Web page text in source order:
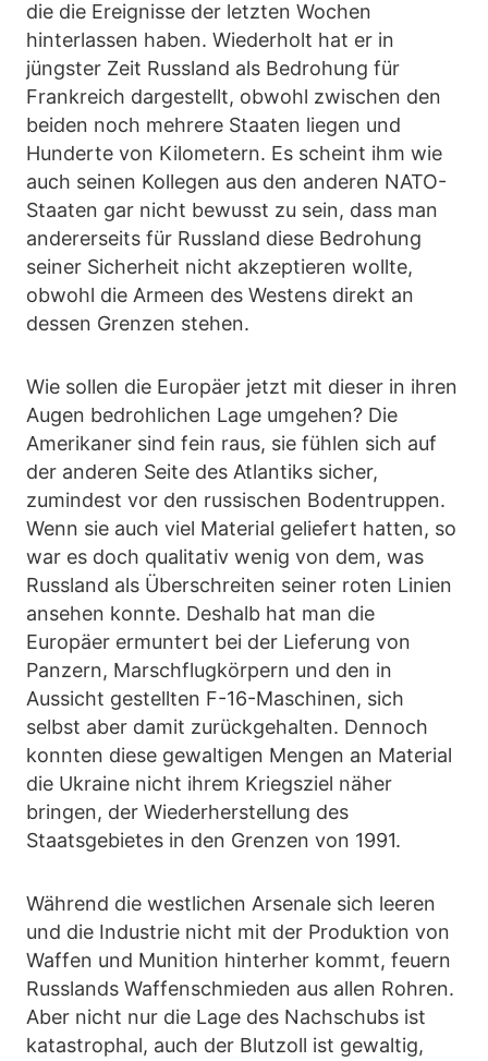
die die Ereignisse der letzten Wochen
hinterlassen haben. Wiederholt hat er in
jüngster Zeit Russland als Bedrohung für
Frankreich dargestellt, obwohl zwischen den
beiden noch mehrere Staaten liegen und
Hunderte von Kilometern. Es scheint ihm wie
auch seinen Kollegen aus den anderen NATO-
Staaten gar nicht bewusst zu sein, dass man
andererseits für Russland diese Bedrohung
seiner Sicherheit nicht akzeptieren wollte,
obwohl die Armeen des Westens direkt an
dessen Grenzen stehen.
Wie sollen die Europäer jetzt mit dieser in ihren
Augen bedrohlichen Lage umgehen? Die
Amerikaner sind fein raus, sie fühlen sich auf
der anderen Seite des Atlantiks sicher,
zumindest vor den russischen Bodentruppen.
Wenn sie auch viel Material geliefert hatten, so
war es doch qualitativ wenig von dem, was
Russland als Überschreiten seiner roten Linien
ansehen konnte. Deshalb hat man die
Europäer ermuntert bei der Lieferung von
Panzern, Marschflugkörpern und den in
Aussicht gestellten F-16-Maschinen, sich
selbst aber damit zurückgehalten. Dennoch
konnten diese gewaltigen Mengen an Material
die Ukraine nicht ihrem Kriegsziel näher
bringen, der Wiederherstellung des
Staatsgebietes in den Grenzen von 1991.
Während die westlichen Arsenale sich leeren
und die Industrie nicht mit der Produktion von
Waffen und Munition hinterher kommt, feuern
Russlands Waffenschmieden aus allen Rohren.
Aber nicht nur die Lage des Nachschubs ist
katastrophal, auch der Blutzoll ist gewaltig,